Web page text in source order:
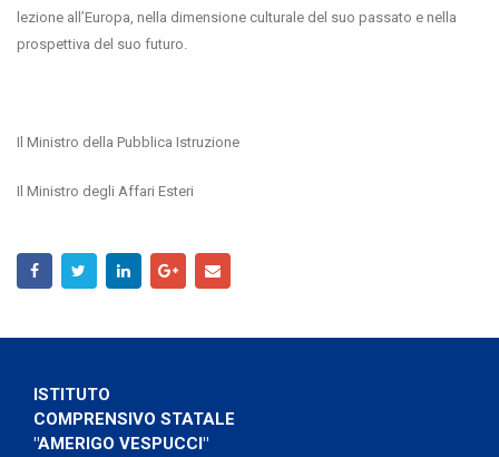
lezione all’Europa, nella dimensione culturale del suo passato e nella
prospettiva del suo futuro.
Il Ministro della Pubblica Istruzione
Il Ministro degli Affari Esteri
ISTITUTO
COMPRENSIVO STATALE
"AMERIGO VESPUCCI"